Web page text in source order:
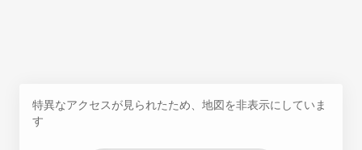
特異なアクセスが見られたため、地図を非表示にしていま
す